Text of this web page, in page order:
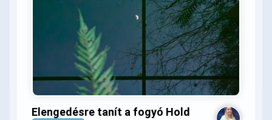
Elengedésre tanít a fogyó Hold